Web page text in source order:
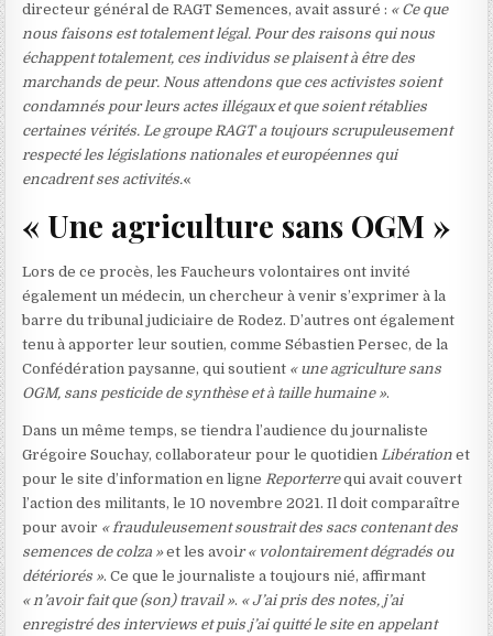
directeur général de RAGT Semences, avait assuré : « Ce que
nous faisons est totalement légal. Pour des raisons qui nous
échappent totalement, ces individus se plaisent à être des
marchands de peur. Nous attendons que ces activistes soient
condamnés pour leurs actes illégaux et que soient rétablies
certaines vérités. Le groupe RAGT a toujours scrupuleusement
respecté les législations nationales et européennes qui
encadrent ses activités.«
« Une agriculture sans OGM »
Lors de ce procès, les Faucheurs volontaires ont invité
également un médecin, un chercheur à venir s’exprimer à la
barre du tribunal judiciaire de Rodez. D’autres ont également
tenu à apporter leur soutien, comme Sébastien Persec, de la
Confédération paysanne, qui soutient « une agriculture sans
OGM, sans pesticide de synthèse et à taille humaine ».
Dans un même temps, se tiendra l’audience du journaliste
Grégoire Souchay, collaborateur pour le quotidien Libérationet
pour le site d’information en ligne Reporterrequi avait couvert
l’action des militants, le 10 novembre 2021. Il doit comparaître
pour avoir « frauduleusement soustrait des sacs contenant des
semences de colza »et les avoir « volontairement dégradés ou
détériorés ». Ce que le journaliste a toujours nié, affirmant
« n’avoir fait que (son) travail ». « J’ai pris des notes, j’ai
enregistré des interviews et puis j’ai quitté le site en appelant